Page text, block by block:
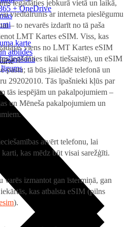
+ OneDrive
karte
atbildes
iegādāties jebkurā vietā un laikā,
viedtālrunis ar interneta pieslēgumu
– to nevarēs izdarīt no tā paša
LMT Kartes eSIM. Viss, kas
viens no LMT Kartes eSIM
iegādāties tikai tiešsaistē), un eSIM
pastu; tā būs jāielādē telefonā un
29202010. Tās īpašnieki kļūs par
tās iespējām un pakalpojumiem –
un Mēneša pakalpojumiem un
atvērt telefonu, lai
kas mēdz būt visai sarežģīti.
izmantot gan īstermiņā, gan
kas atbalsta eSIM (pilns
).